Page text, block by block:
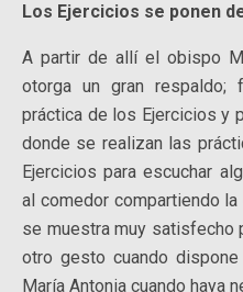
Los Ejercicios se ponen
A partir de allí el obispo
otorga un gran
práctica de los Ejercicios y
donde se realizan las
Ejercicios para escuchar
al comedor compartiendo
se muestra muy satisfecho
otro gesto cuando
María Antonia cuando haya